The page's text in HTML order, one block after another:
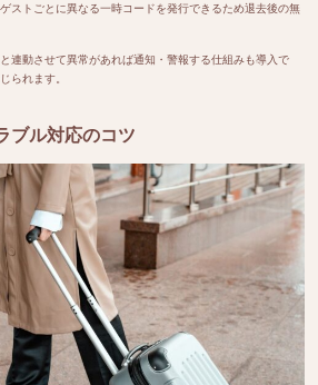
ストごとに異なる一時コードを発行できるため退去後の無
連動させて異常があれば通知・警報する仕組みも導入で
られます。
ブル対応のコツ